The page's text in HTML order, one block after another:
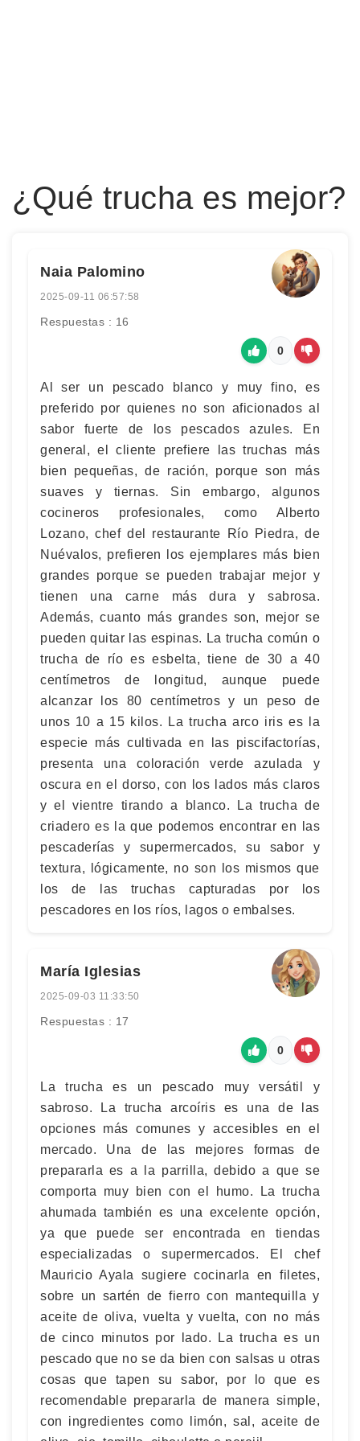
¿Qué trucha es mejor?
Naia Palomino
2025-09-11 06:57:58
Respuestas : 16
0
Al ser un pescado blanco y muy fino, es
preferido por quienes no son aficionados al
sabor fuerte de los pescados azules. En
general, el cliente prefiere las truchas más
bien pequeñas, de ración, porque son más
suaves y tiernas. Sin embargo, algunos
cocineros profesionales, como Alberto
Lozano, chef del restaurante Río Piedra, de
Nuévalos, prefieren los ejemplares más bien
grandes porque se pueden trabajar mejor y
tienen una carne más dura y sabrosa.
Además, cuanto más grandes son, mejor se
pueden quitar las espinas. La trucha común o
trucha de río es esbelta, tiene de 30 a 40
centímetros de longitud, aunque puede
alcanzar los 80 centímetros y un peso de
unos 10 a 15 kilos. La trucha arco iris es la
especie más cultivada en las piscifactorías,
presenta una coloración verde azulada y
oscura en el dorso, con los lados más claros
y el vientre tirando a blanco. La trucha de
criadero es la que podemos encontrar en las
pescaderías y supermercados, su sabor y
textura, lógicamente, no son los mismos que
los de las truchas capturadas por los
pescadores en los ríos, lagos o embalses.
María Iglesias
2025-09-03 11:33:50
Respuestas : 17
0
La trucha es un pescado muy versátil y
sabroso. La trucha arcoíris es una de las
opciones más comunes y accesibles en el
mercado. Una de las mejores formas de
prepararla es a la parrilla, debido a que se
comporta muy bien con el humo. La trucha
ahumada también es una excelente opción,
ya que puede ser encontrada en tiendas
especializadas o supermercados. El chef
Mauricio Ayala sugiere cocinarla en filetes,
sobre un sartén de fierro con mantequilla y
aceite de oliva, vuelta y vuelta, con no más
de cinco minutos por lado. La trucha es un
pescado que no se da bien con salsas u otras
cosas que tapen su sabor, por lo que es
recomendable prepararla de manera simple,
con ingredientes como limón, sal, aceite de